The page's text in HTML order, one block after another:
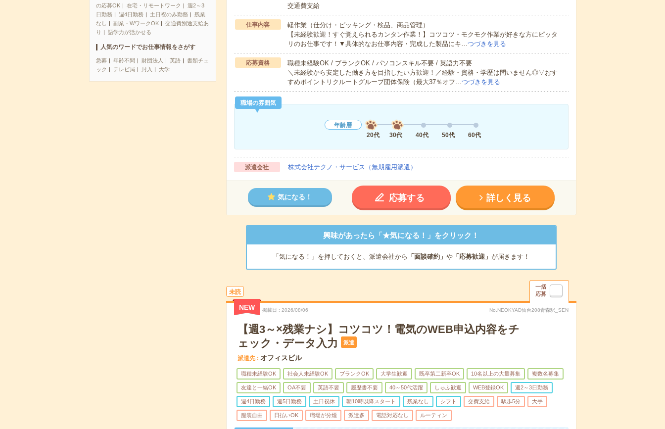
の応募OK
在宅・リモートワーク
週2～3
日勤務
週4日勤務 土日祝のみ勤務
残業
なし
副業・WワークOK
交通費別途支給あ
り
語学力が活かせる
人気のワードでお仕事情報をさがす
急募 年齢不問 財団法人 英語
書類チェ
ック
テレビ局 封入 大学
交通費支給
仕事内容
軽作業（仕分け・ピッキング・検品、商品管理）
【未経験歓迎！すぐ覚えられるカンタン作業！】コツコツ・モクモク作業が好きな方にピッタ
リのお仕事です！▼具体的なお仕事内容・完成した製品にキ…つづきを見る
応募資格
職種未経験OK / ブランクOK / パソコンスキル不要 / 英語力不要
＼未経験から安定した働き方を目指したい方歓迎！／経験・資格・学歴は問いません◎▽おす
すめポイントリクルートグループ団体保険（最大37％オフ…つづきを見る
職場の雰囲気
年齢層
20代
30代 40代 50代 60代
派遣会社 株式会社テクノ・サービス（無期雇用派遣）
気になる！ 応募する 詳しく見る
興味があったら「★気になる！」をクリック！
「気になる！」を押しておくと、派遣会社から 「面談確約」 や「応募歓迎」 が届きます！
未読
一括
応募
NEW 掲載日 2026/08/06 No.NEOKYAD仙台208青森駅_SEN
【週3～×残業ナシ】コツコツ！電気のWEB申込内容をチ
ェック・データ入力
派遣
派遣先 オフィスビル
職種未経験OK 社会人未経験OK ブランクOK 大学生歓迎 既卒第二新卒OK 10名以上の大量募集 複数名募集
友達と一緒OK OA不要 英語不要 履歴書不要 40～50代活躍 しゅふ歓迎 WEB登録OK 週2～3日勤務
週4日勤務 週5日勤務 土日祝休 朝10時以降スタート 残業なし シフト 交費支給 駅歩5分 大手
服装自由 日払いOK 職場が分煙 派遣多 電話対応なし ルーティン